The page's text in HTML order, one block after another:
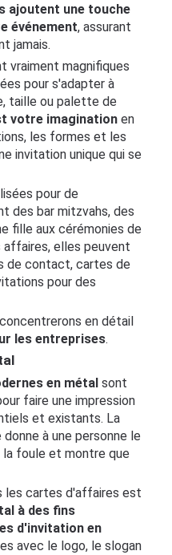
ajoutent une touche
événement, assurant
jamais.
vraiment magnifiques
pour s'adapter à
taille ou palette de
votre imaginationen
les formes et les
invitation unique qui se
pour de
des bar mitzvahs, des
fille aux cérémonies de
affaires, elles peuvent
de contact, cartes de
pour des
en détail
les entreprises.
en métal sont
faire une impression
et existants. La
à une personne le
la foule et montre que
les cartes d'affaires est
à des fins
d'invitation en
avec le logo, le slogan